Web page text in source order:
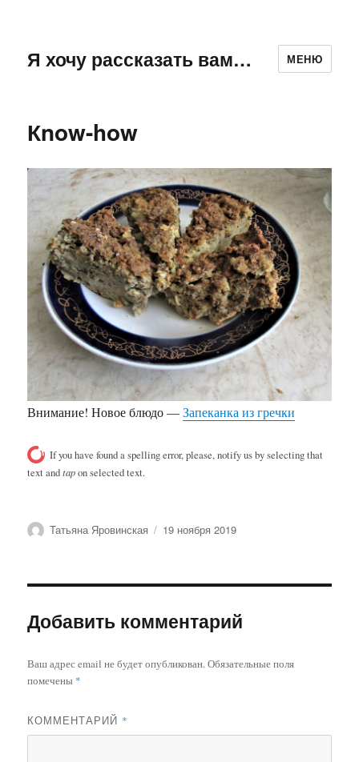
Я хочу рассказать вам… МЕНЮ
Кnow-how
Внимание! Новое блюдо —Запеканка из гречки
If you have found a spelling error, please, notify us by selecting that
text andtapon selected text.
Автор
Татьяна Яровинская Опубликовано
19 ноября 2019
Добавить комментарий
Ваш адрес email не будет опубликован.Обязательные поля
помечены *
КОММЕНТАРИЙ *